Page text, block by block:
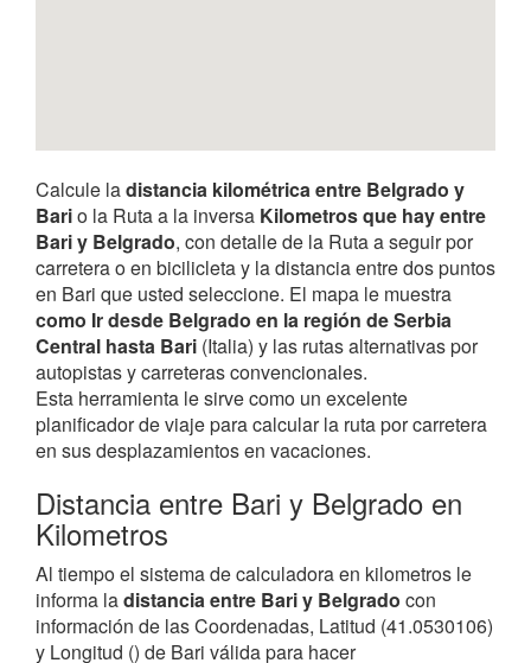
Calcule ladistancia kilométrica entre Belgrado y
Bario la Ruta a la inversa Kilometros que hay entre
Bari y Belgrado, con detalle de la Ruta a seguir por
carretera o en bicilicleta y la distancia entre dos puntos
en Bari que usted seleccione. El mapa le muestra
como Ir desde Belgrado en la región de Serbia
Central hasta Bari (Italia) y las rutas alternativas por
autopistas y carreteras convencionales.
Esta herramienta le sirve como un excelente
planificador de viaje para calcular la ruta por carretera
en sus desplazamientos en vacaciones.
Distancia entre Bari y Belgrado en
Kilometros
Al tiempo el sistema de calculadora en kilometros le
informa ladistancia entre Bari y Belgrado con
información de las Coordenadas, Latitud (41.0530106)
y Longitud () de Bari válida para hacer